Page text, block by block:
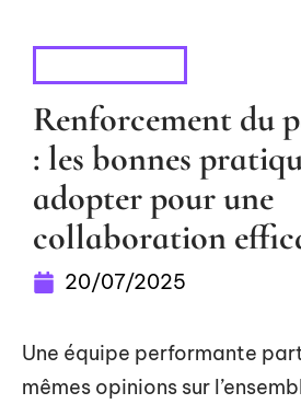
Renforcement du
: les bonnes
adopter pour une
collaboration
20/07/2025
Une équipe performante
mêmes opinions sur